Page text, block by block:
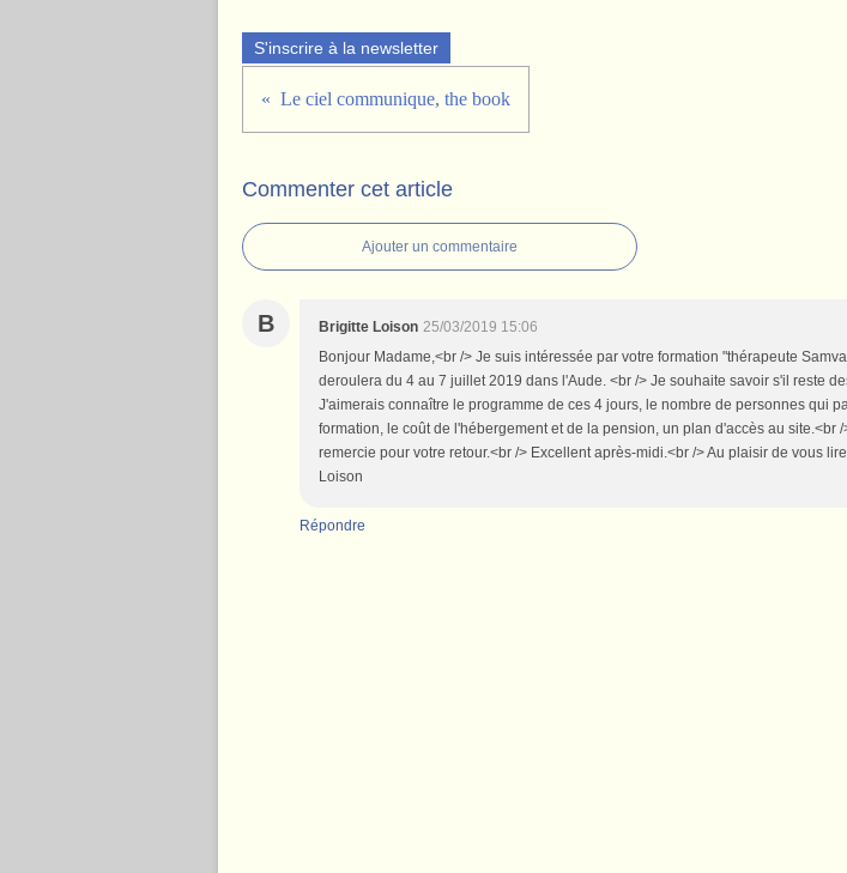
S'inscrire à la newsletter
Le ciel communique, the book
Commenter cet article
Ajouter un commentaire
B Brigitte Loison 25/03/2019 15:06
Bonjour Madame,<br /> Je suis intéressée par votre formation "thérapeute
deroulera du 4 au 7 juillet 2019 dans l'Aude. <br /> Je souhaite savoir s'il reste
J'aimerais connaître le programme de ces 4 jours, le nombre de personnes qui
formation, le coût de l'hébergement et de la pension, un plan d'accès au site.<br /
remercie pour votre retour.<br /> Excellent après-midi.<br /> Au plaisir de vous
Loison
Répondre